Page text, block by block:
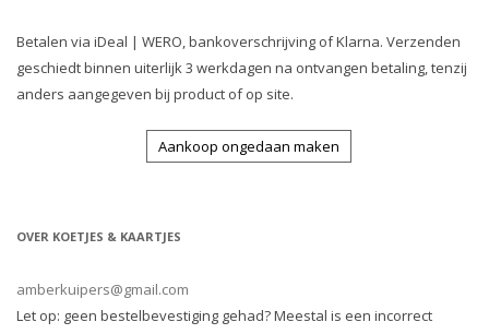
Betalen via iDeal | WERO, bankoverschrijving of Klarna. Verzenden
geschiedt binnen uiterlijk 3 werkdagen na ontvangen betaling, tenzij
anders aangegeven bij product of op site.
Aankoop ongedaan maken
OVER KOETJES & KAARTJES
amberkuipers@gmail.com
Let op: geen bestelbevestiging gehad? Meestal is een incorrect